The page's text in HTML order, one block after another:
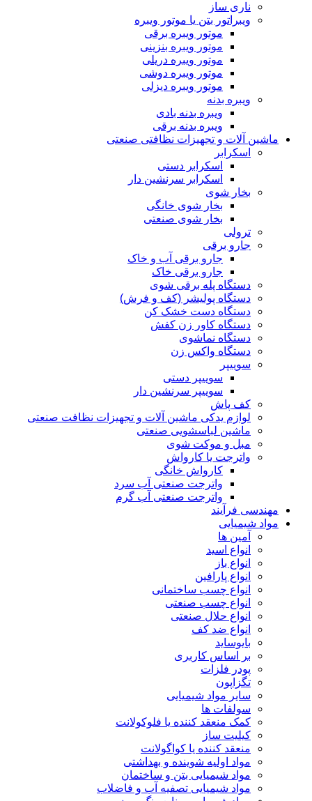
ناری ساز
ویبراتور بتن یا موتور ویبره
موتور ویبره برقی
موتور ویبره بنزینی
موتور ویبره دریلی
موتور ویبره دوشی
موتور ویبره دیزلی
ویبره بدنه
ویبره بدنه بادی
ویبره بدنه برقی
ماشین آلات و تجهیزات نظافتی صنعتی
اسکرابر
اسکرابر دستی
اسکرابر سرنشین دار
بخار شوی
بخار شوی خانگی
بخار شوی صنعتی
ترولی
جارو برقی
جارو برقی آب و خاک
جارو برقی خاک
دستگاه پله برقی شوی
دستگاه پولیشر (کف و فرش)
دستگاه دست خشک کن
دستگاه کاور زن کفش
دستگاه نماشوی
دستگاه واکس زن
سوییپر
سوییپر دستی
سوییپر سرنشین دار
کف پاش
لوازم یدکی ماشین آلات و تجهیزات نظافت صنعتی
ماشین لباسشویی صنعتی
مبل و موکت شوی
واترجت یا کارواش
کارواش خانگی
واترجت صنعتی آب سرد
واترجت صنعتی آب گرم
مهندسی فرآیند
مواد شیمیایی
آمین ها
انواع اسید
انواع باز
انواع پارافین
انواع چسب ساختمانی
انواع چسب صنعتی
انواع حلال صنعتی
انواع ضد کف
بایوساید
بر اساس کاربری
پودر فلزات
تگزاپون
سایر مواد شیمیایی
سولفات ها
کمک منعقد کننده یا فلوکولانت
کیلیت ساز
منعقد کننده یا کواگولانت
مواد اولیه شوینده و بهداشتی
مواد شیمیایی بتن و ساختمان
مواد شیمیایی تصفیه آب و فاضلاب